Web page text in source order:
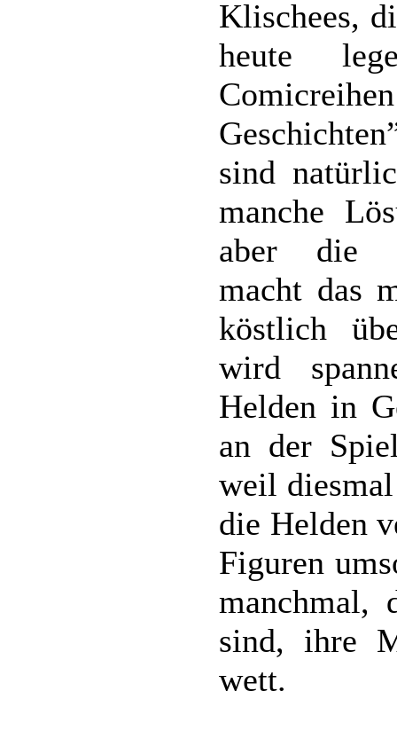
Klischees,
heute
sind
manche
aber die
macht das
köstlich
wird
Helden in
an der
weil
die Helden
Figuren
manchmal,
sind, ihre
wett.